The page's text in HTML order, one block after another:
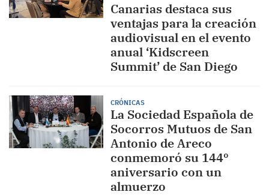
Canarias destaca sus
ventajas para la creación
audiovisual en el evento
anual ‘Kidscreen
Summit’ de San Diego
CRÓNICAS
La Sociedad Española de
Socorros Mutuos de San
Antonio de Areco
conmemoró su 144º
aniversario con un
almuerzo